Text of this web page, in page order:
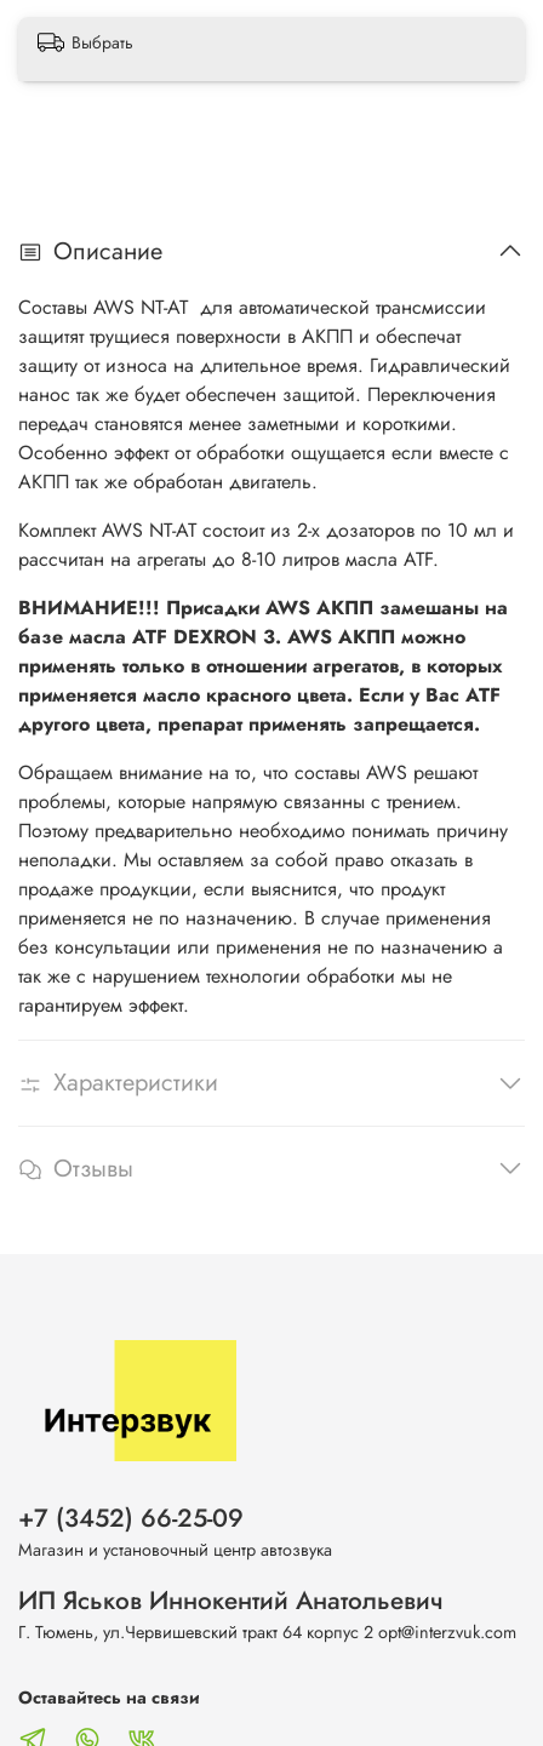
Выбрать
Описание
Составы AWS NT-AT для автоматической трансмиссии
защитят трущиеся поверхности в АКПП и обеспечат
защиту от износа на длительное время. Гидравлический
нанос так же будет обеспечен защитой. Переключения
передач становятся менее заметными и короткими.
Особенно эффект от обработки ощущается если вместе с
АКПП так же обработан двигатель.
Комплект AWS NT-AT состоит из 2-х дозаторов по 10 мл и
рассчитан на агрегаты до 8-10 литров масла ATF.
ВНИМАНИЕ!!! Присадки AWS АКПП замешаны на
базе масла ATF DEXRON 3. AWS АКПП можно
применять только в отношении агрегатов, в которых
применяется масло красного цвета. Если у Вас ATF
другого цвета, препарат применять запрещается.
Обращаем внимание на то, что составы AWS решают
проблемы, которые напрямую связанны с трением.
Поэтому предварительно необходимо понимать причину
неполадки. Мы оставляем за собой право отказать в
продаже продукции, если выяснится, что продукт
применяется не по назначению. В случае применения
без консультации или применения не по назначению а
так же с нарушением технологии обработки мы не
гарантируем эффект.
Характеристики
Отзывы
+7 (3452) 66-25-09
Магазин и установочный центр автозвука
ИП Яськов Иннокентий Анатольевич
Г. Тюмень, ул.Червишевский тракт 64 корпус 2 opt@interzvuk.com
Оставайтесь на связи